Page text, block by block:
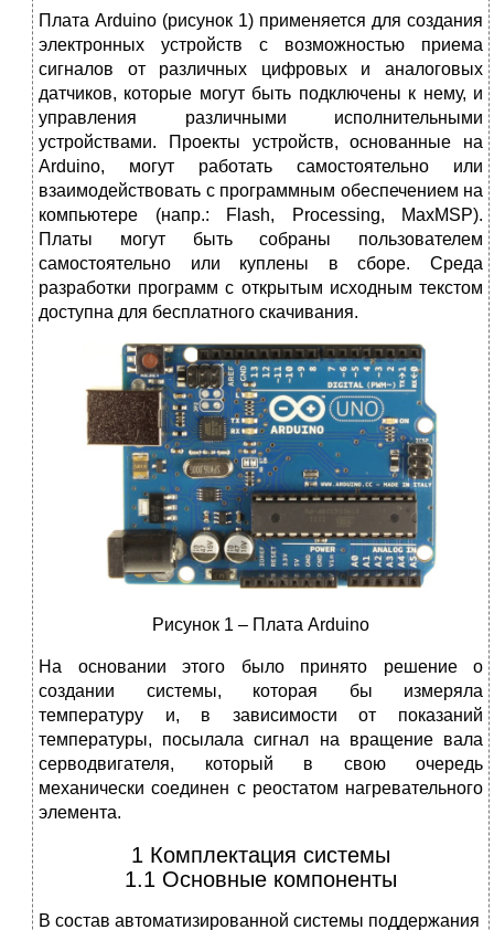
Плата Arduino (рисунок 1) применяется для создания
электронных устройств с возможностью приема
сигналов от различных цифровых и аналоговых
датчиков, которые могут быть подключены к нему, и
управления различными исполнительными
устройствами. Проекты устройств, основанные на
Arduino, могут работать самостоятельно или
взаимодействовать с программным обеспечением на
компьютере (напр.: Flash, Processing, MaxMSP).
Платы могут быть собраны пользователем
самостоятельно или куплены в сборе. Среда
разработки программ с открытым исходным текстом
доступна для бесплатного скачивания.
Рисунок 1 – Плата Arduino
На основании этого было принято решение о
создании системы, которая бы измеряла
температуру и, в зависимости от показаний
температуры, посылала сигнал на вращение вала
серводвигателя, который в свою очередь
механически соединен с реостатом нагревательного
элемента.
1 Комплектация системы
1.1 Основные компоненты
В состав автоматизированной системы поддержания